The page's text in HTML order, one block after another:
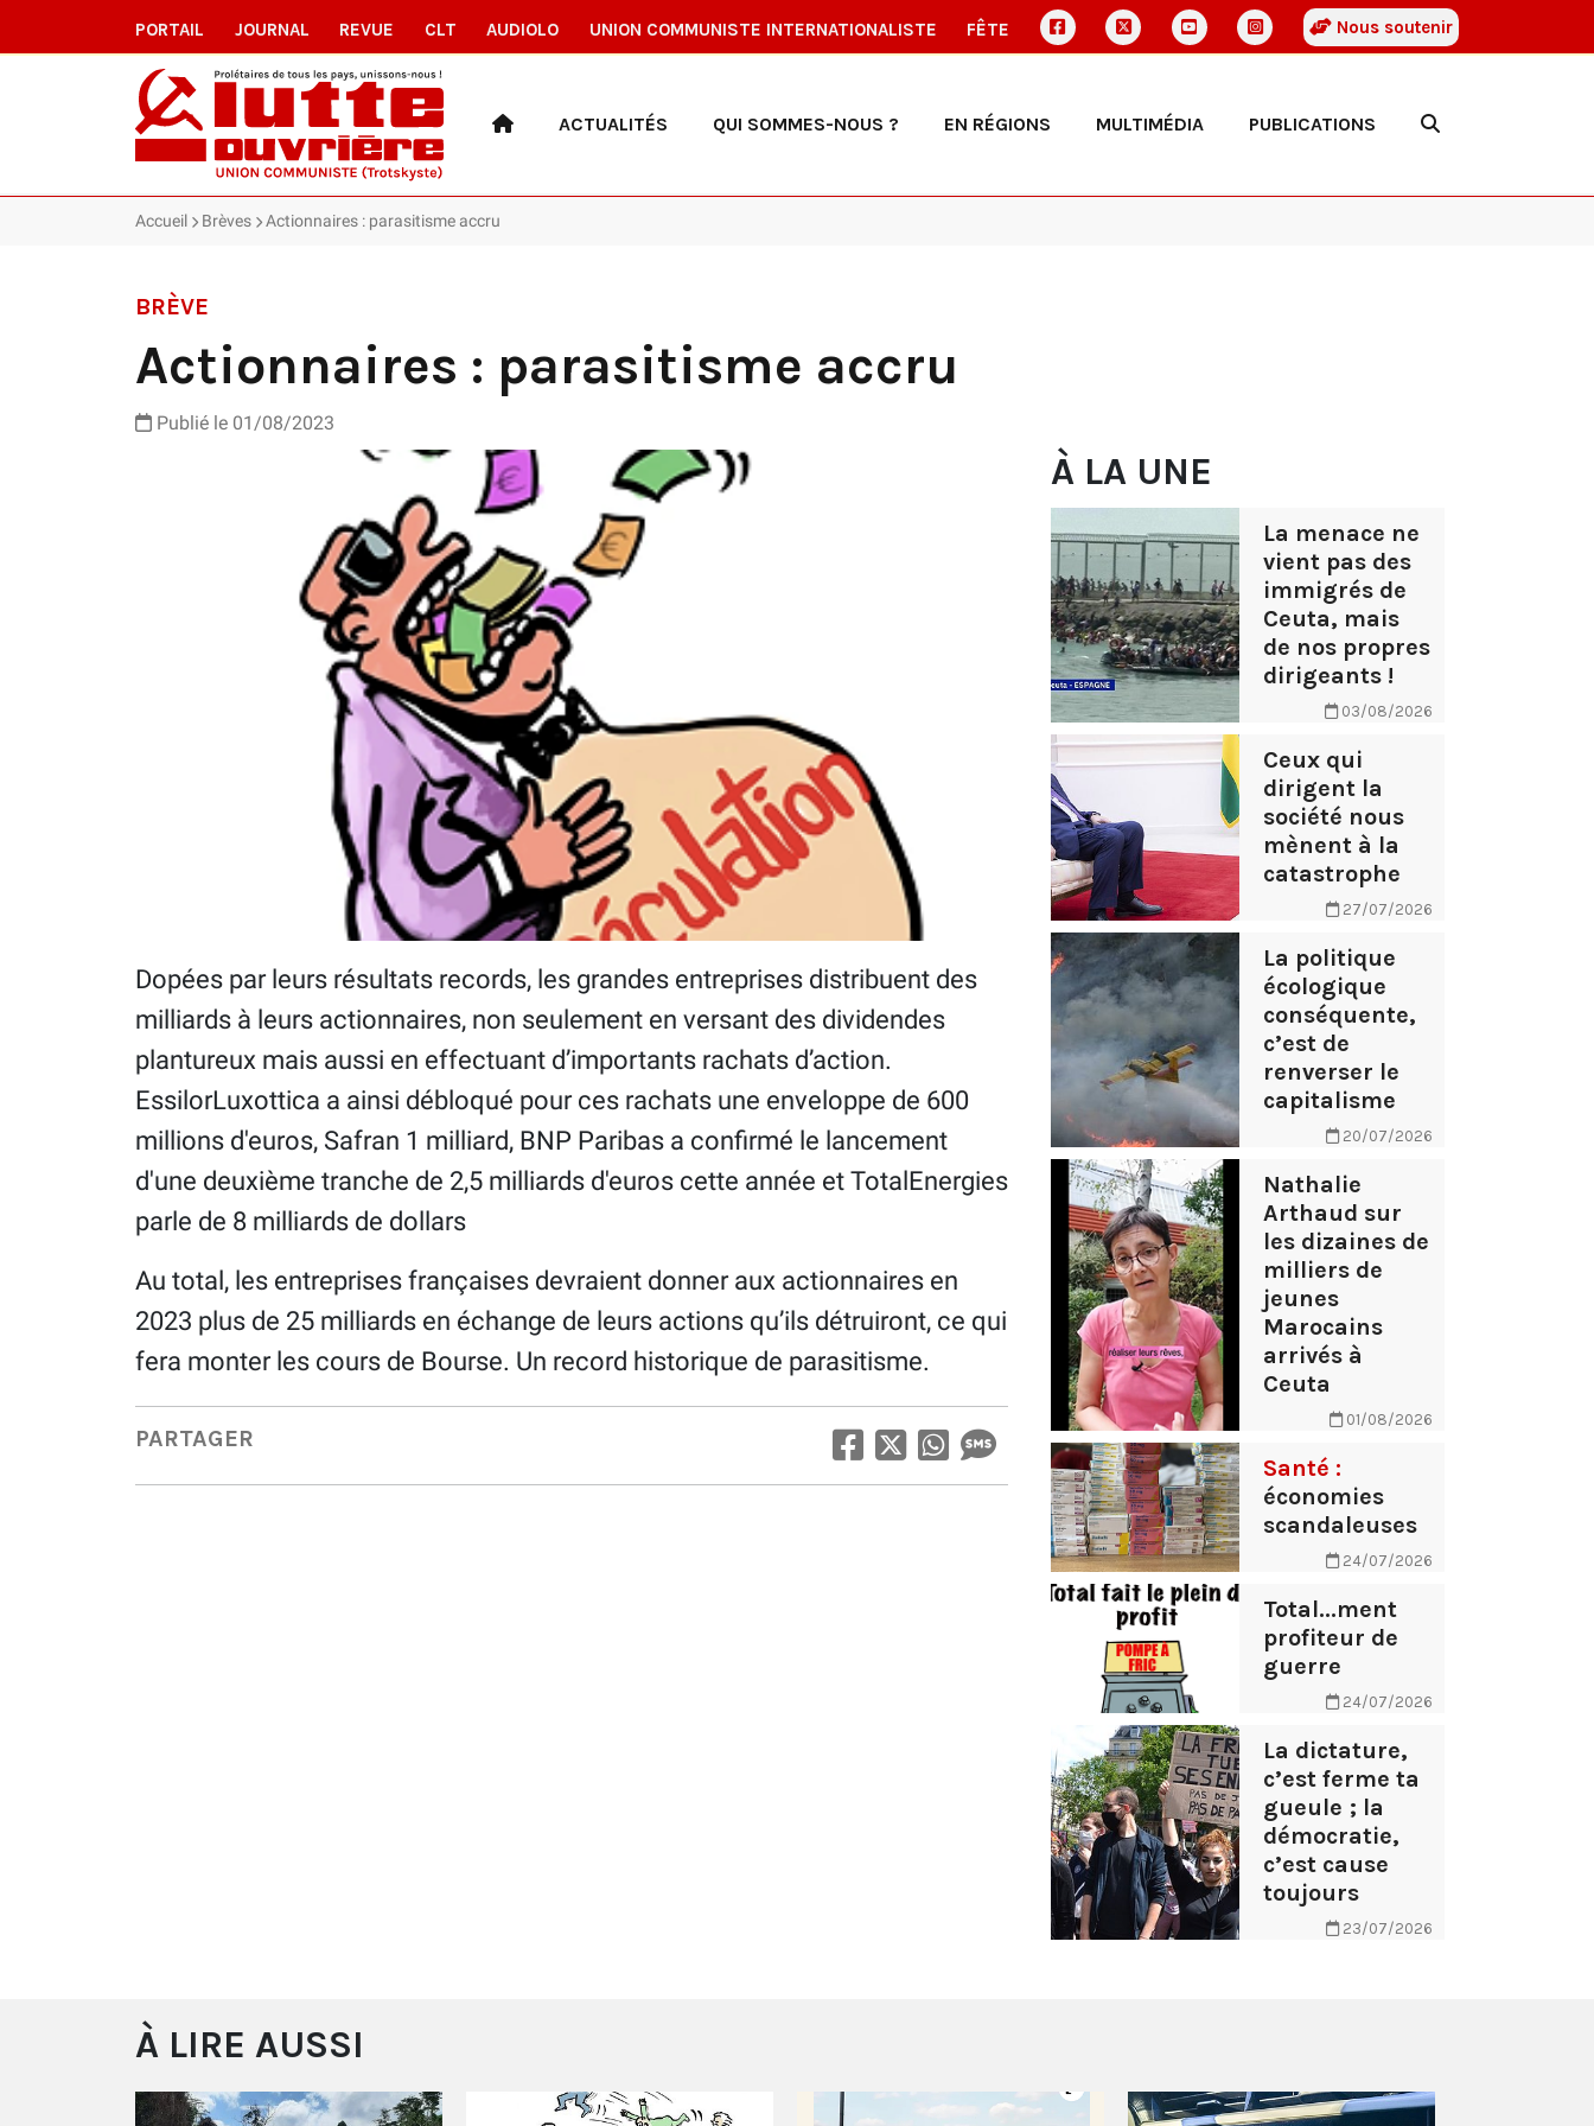
PORTAIL JOURNAL REVUE CLT AUDIOLO UNION COMMUNISTE INTERNATIONALISTE FÊTE Nous soutenir
ACTUALITÉS QUI SOMMES-NOUS ? EN RÉGIONS MULTIMÉDIA PUBLICATIONS
Accueil Brèves Actionnaires : parasitisme accru
BRÈVE
Actionnaires : parasitisme accru
Publié le 01/08/2023
Dopées par leurs résultats records, les grandes entreprises distribuent des
milliards à leurs actionnaires, non seulement en versant des dividendes
plantureux mais aussi en effectuant d’importants rachats d’action.
EssilorLuxottica a ainsi débloqué pour ces rachats une enveloppe de 600
millions d'euros, Safran 1 milliard, BNP Paribas a confirmé le lancement
d'une deuxième tranche de 2,5 milliards d'euros cette année et TotalEnergies
parle de 8 milliards de dollars
Au total, les entreprises françaises devraient donner aux actionnaires en
2023 plus de 25 milliards en échange de leurs actions qu’ils détruiront, ce qui
fera monter les cours de Bourse. Un record historique de parasitisme.
PARTAGER
À LA UNE
La menace ne
vient pas des
immigrés de
Ceuta, mais
de nos propres
dirigeants !
03/08/2026
Ceux qui
dirigent la
société nous
mènent à la
catastrophe
27/07/2026
La politique
écologique
conséquente,
c’est de
renverser le
capitalisme
20/07/2026
Nathalie
Arthaud sur
les dizaines de
milliers de
jeunes
Marocains
arrivés à
Ceuta
01/08/2026
Santé :
économies
scandaleuses
24/07/2026
Total...ment
profiteur de
guerre
24/07/2026
La dictature,
c’est ferme ta
gueule ; la
démocratie,
c’est cause
toujours
23/07/2026
À LIRE AUSSI